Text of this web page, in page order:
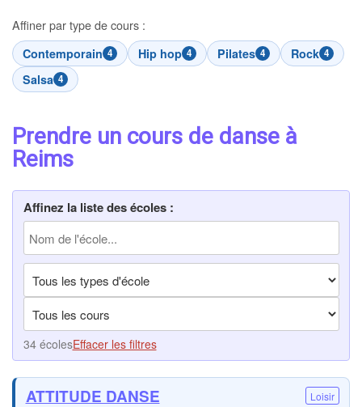
Affiner par type de cours :
Contemporain 4 Hip hop 4 Pilates 4 Rock 4
Salsa 4
Prendre un cours de danse à
Reims
Affinez la liste des écoles :
34 écolesEffacer les filtres
ATTITUDE DANSE Loisir